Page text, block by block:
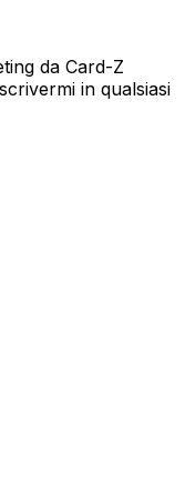
da Card-Z
in qualsiasi